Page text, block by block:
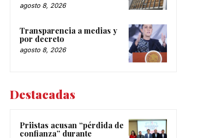
agosto 8, 2026
Transparencia a medias y
por decreto
agosto 8, 2026
Destacadas
Priistas acusan “pérdida de
confianza” durante